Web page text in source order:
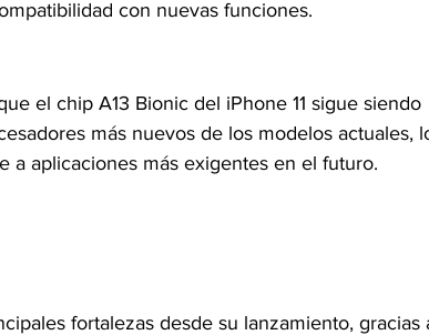
con nuevas funciones.
el chip A13 Bionic del iPhone 11 sigue siendo
más nuevos de los modelos actuales,
a aplicaciones más exigentes en el futuro.
fortalezas desde su lanzamiento, gracias